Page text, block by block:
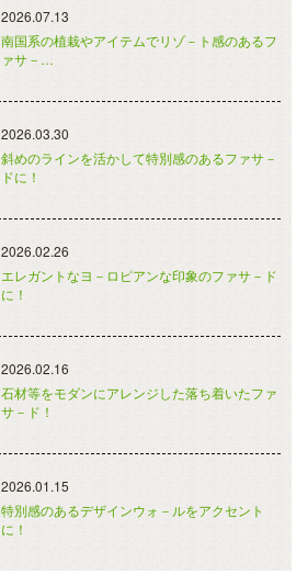
2026.07.13
南国系の植栽やアイテムでリゾ－ト感のあるフ
ァサ－…
2026.03.30
斜めのラインを活かして特別感のあるファサ－
ドに！
2026.02.26
エレガントなヨ－ロピアンな印象のファサ－ド
に！
2026.02.16
石材等をモダンにアレンジした落ち着いたファ
サ－ド！
2026.01.15
特別感のあるデザインウォ－ルをアクセント
に！